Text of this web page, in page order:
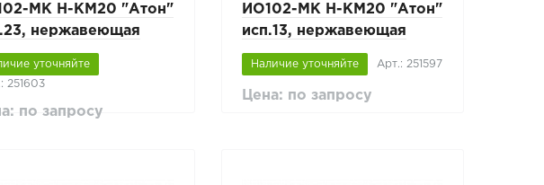
МК Н-КМ20 "Атон"
нержавеющая
уточняйте
251603
по запросу
ИО102-МК Н-КМ20 "Атон"
исп.13, нержавеющая
сталь
Наличие уточняйте Арт.: 251597
Цена: по запросу